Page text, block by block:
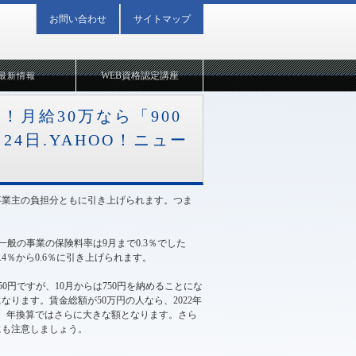
新情報
月給30万なら「900
日.YAHOO！ニュー
主の負担分ともに引き上げられます。つま
の事業の保険料率は9月まで0.3％でした
から0.6％に引き上げられます。
円ですが、10月からは750円を納めることにな
ります。賃金総額が50万円の人なら、2022年
年換算ではさらに大きな額となります。さら
注意しましょう。
WEB資格認定講座
お問い合わせ サイトマップ